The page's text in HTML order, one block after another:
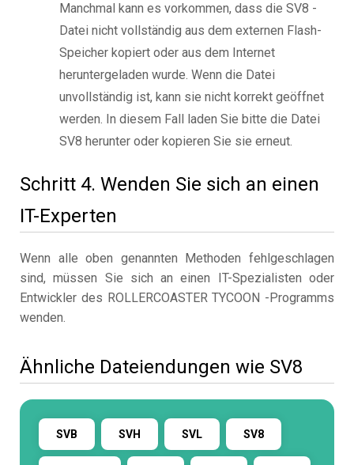
Manchmal kann es vorkommen, dass die SV8 -
Datei nicht vollständig aus dem externen Flash-
Speicher kopiert oder aus dem Internet
heruntergeladen wurde. Wenn die Datei
unvollständig ist, kann sie nicht korrekt geöffnet
werden. In diesem Fall laden Sie bitte die Datei
SV8 herunter oder kopieren Sie sie erneut.
Schritt 4. Wenden Sie sich an einen
IT-Experten
Wenn alle oben genannten Methoden fehlgeschlagen
sind, müssen Sie sich an einen IT-Spezialisten oder
Entwickler des ROLLERCOASTER TYCOON -Programms
wenden.
Ähnliche Dateiendungen wie SV8
SVB SVH SVL SV8